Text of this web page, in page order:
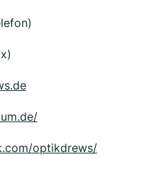
optikdrews/